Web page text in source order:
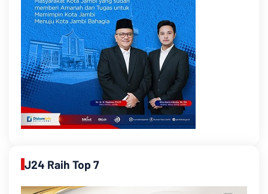
J24 Raih Top 7